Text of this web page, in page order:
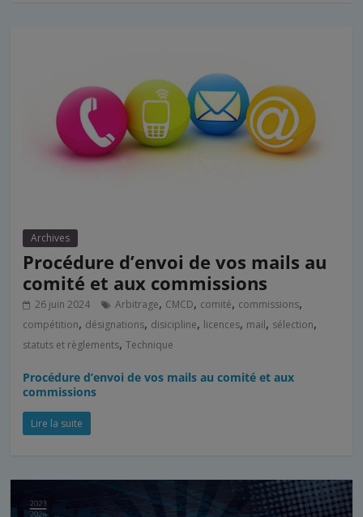
Archives
Procédure d’envoi de vos mails au
comité et aux commissions
26 juin 2024 Arbitrage, CMCD, comité, commissions,
compétition, désignations, disicipline, licences, mail, sélection,
statuts et règlements,Technique
Procédure d’envoi de vos mails au comité et aux
commissions
Lire la suite